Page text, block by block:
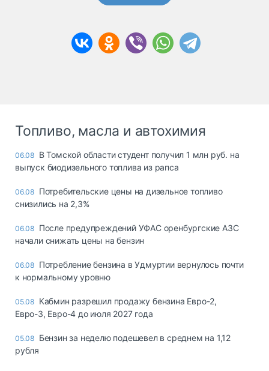
Топливо, масла и автохимия
06.08 В Томской области студент получил 1 млн руб. на
выпуск биодизельного топлива из рапса
06.08 Потребительские цены на дизельное топливо
снизились на 2,3%
06.08 После предупреждений УФАС оренбургские АЗС
начали снижать цены на бензин
06.08 Потребление бензина в Удмуртии вернулось почти
к нормальному уровню
05.08 Кабмин разрешил продажу бензина Евро-2,
Евро-3, Евро-4 до июля 2027 года
05.08 Бензин за неделю подешевел в среднем на 1,12
рубля